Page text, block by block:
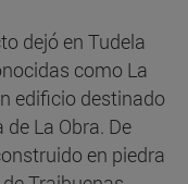
dejó en Tudela
como La
edificio destinado
La Obra. De
en piedra